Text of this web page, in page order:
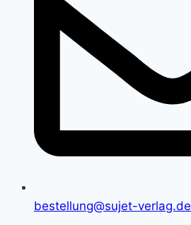
bestellung@sujet-verlag.de